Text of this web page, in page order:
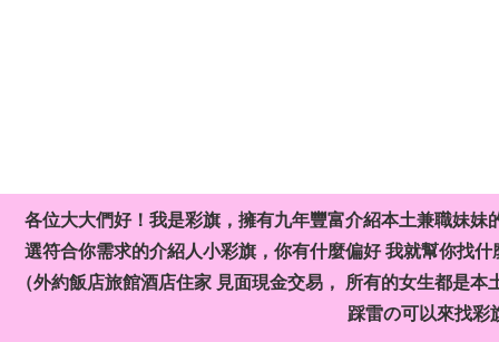
各位大大們好！我是彩旗，擁有九年豐富介紹本土兼職妹
選符合你需求的介紹人小彩旗，你有什麼偏好 我就幫你找
（外約飯店旅館酒店住家 見面現金交易， 所有的女生都是
踩雷の可以來找彩